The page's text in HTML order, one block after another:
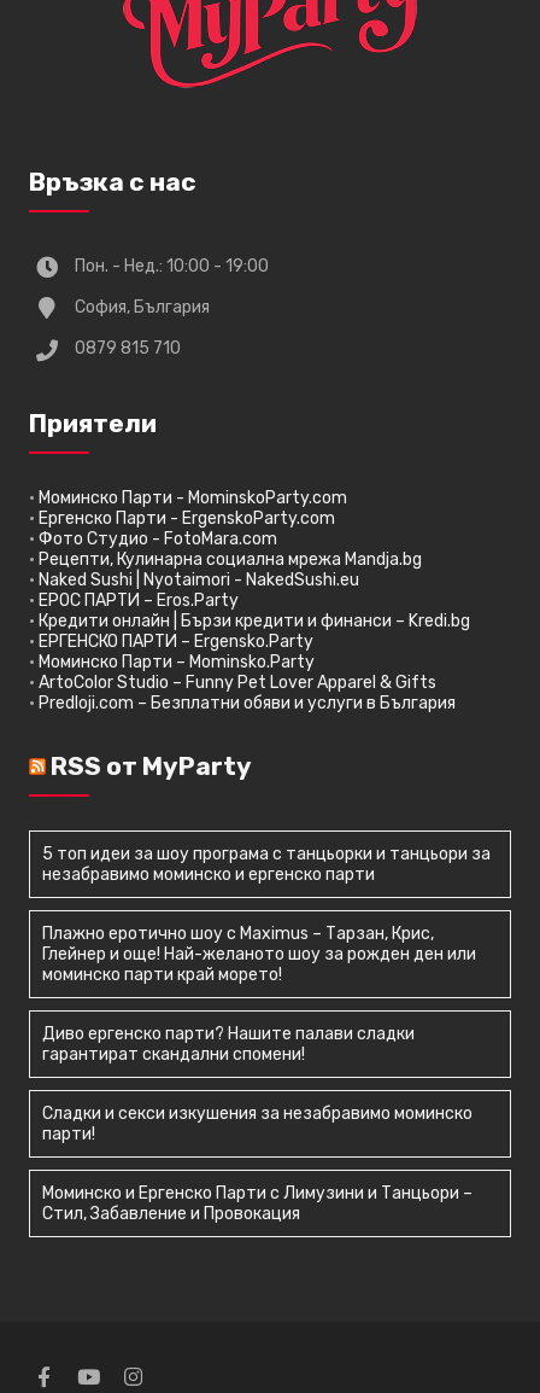
Връзка с нас
Пон. - Нед.: 10:00 - 19:00
София, България
0879 815 710
Приятели
• Моминско Парти - MominskoParty.com
• Ергенско Парти - ErgenskoParty.com
•Фото Студио - FotoMara.com
• Рецепти, Кулинарна социална мрежа Mandja.bg
• Naked Sushi | Nyotaimori - NakedSushi.eu
• ЕРОС ПАРТИ – Eros.Party
• Кредити онлайн | Бързи кредити и финанси – Kredi.bg
• ЕРГЕНСКО ПАРТИ – Ergensko.Party
• Моминско Парти – Mominsko.Party
•ArtoColor Studio – Funny Pet Lover Apparel & Gifts
• Predloji.com – Безплатни обяви и услуги в България
RSS от MyParty
5 топ идеи за шоу програма с танцьорки и танцьори за
незабравимо моминско и ергенско парти
Плажно еротично шоу с Maximus – Тарзан, Крис,
Глейнер и още! Най-желаното шоу за рожден ден или
моминско парти край морето!
Диво ергенско парти? Нашите палави сладки
гарантират скандални спомени!
Сладки и секси изкушения за незабравимо моминско
парти!
Моминско и Ергенско Парти с Лимузини и Танцьори –
Стил, Забавление и Провокация